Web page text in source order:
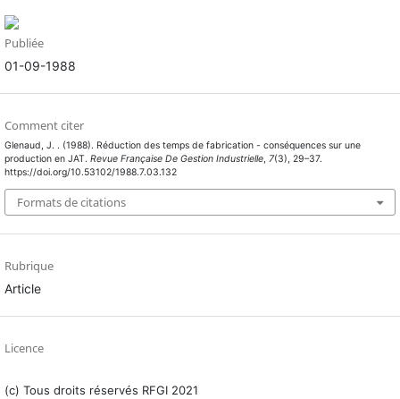
Publiée
01-09-1988
Comment citer
Glenaud, J. . (1988). Réduction des temps de fabrication - conséquences sur une
production en JAT. Revue Française De Gestion Industrielle, 7(3), 29–37.
https://doi.org/10.53102/1988.7.03.132
Formats de citations
Rubrique
Article
Licence
(c) Tous droits réservés RFGI 2021